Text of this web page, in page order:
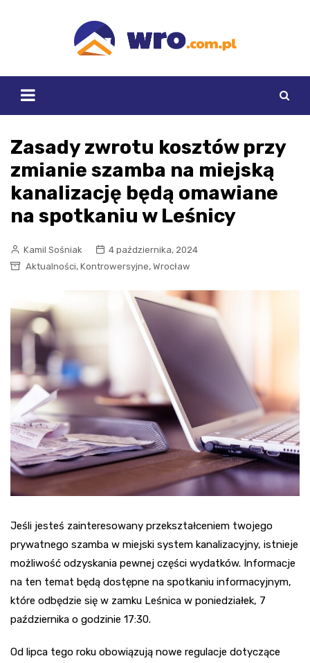
Zasady zwrotu kosztów przy
zmianie szamba na miejską
kanalizację będą omawiane
na spotkaniu w Leśnicy
Kamil Sośniak
4 października, 2024
Aktualności, Kontrowersyjne, Wrocław
Jeśli jesteś zainteresowany przekształceniem twojego
prywatnego szamba w miejski system kanalizacyjny, istnieje
możliwość odzyskania pewnej części wydatków. Informacje
na ten temat będą dostępne na spotkaniu informacyjnym,
które odbędzie się w zamku Leśnica w poniedziałek, 7
października o godzinie 17:30.
Od lipca tego roku obowiązują nowe regulacje dotyczące